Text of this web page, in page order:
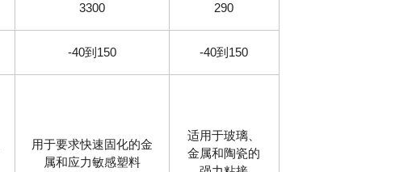
3300 290
-40到150 -40到150
用于要求快速固化的金
属和应力敏感塑料
适用于玻璃、
金属和陶瓷的